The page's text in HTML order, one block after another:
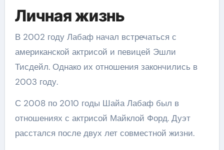
Личная жизнь
В 2002 году Лабаф начал встречаться с
американской актрисой и певицей Эшли
Тисдейл. Однако их отношения закончились в
2003 году.
С 2008 по 2010 годы Шайа Лабаф был в
отношениях с актрисой Майклой Форд. Дуэт
расстался после двух лет совместной жизни.